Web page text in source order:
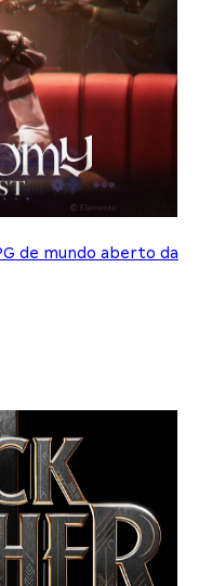
de mundo aberto da